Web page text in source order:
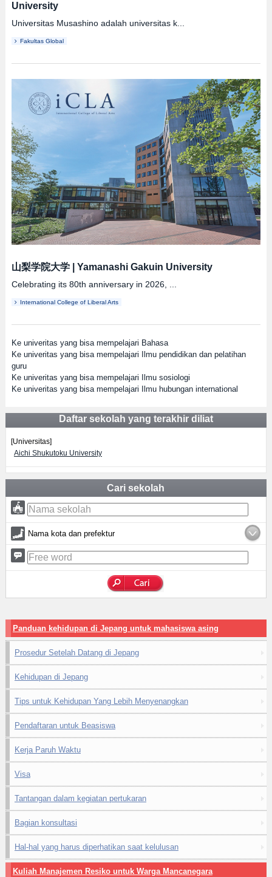
University
Universitas Musashino adalah universitas k...
Fakultas Global
山梨学院大学| Yamanashi Gakuin University
Celebrating its 80th anniversary in 2026, ...
International College of Liberal Arts
Ke univeritas yang bisa mempelajari Bahasa
Ke univeritas yang bisa mempelajari Ilmu pendidikan dan pelatihan
guru
Ke univeritas yang bisa mempelajari Ilmu sosiologi
Ke univeritas yang bisa mempelajari Ilmu hubungan international
Daftar sekolah yang terakhir diliat
[Universitas]
Aichi Shukutoku University
Cari sekolah
Nama kota dan prefektur
Panduan kehidupan di Jepang untuk mahasiswa asing
Prosedur Setelah Datang di Jepang
Kehidupan di Jepang
Tips untuk Kehidupan Yang Lebih Menyenangkan
Pendaftaran untuk Beasiswa
Kerja Paruh Waktu
Visa
Tantangan dalam kegiatan pertukaran
Bagian konsultasi
Hal-hal yang harus diperhatikan saat kelulusan
Kuliah Manajemen Resiko untuk Warga Mancanegara